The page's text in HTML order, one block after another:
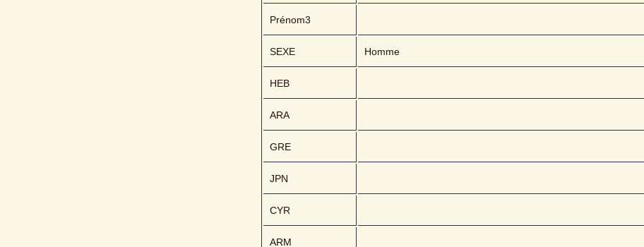
Prénom3
SEXE Homme
HEB
ARA
GRE
JPN
CYR
ARM